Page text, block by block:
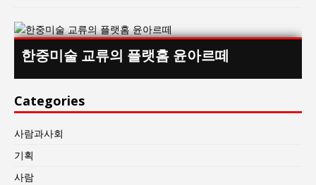
한중미술 교류의 플랫홈 윤아르떼
Categories
사람과사회
기획
사람